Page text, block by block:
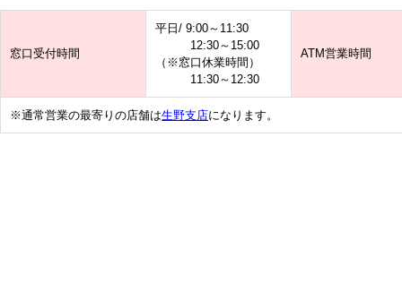
窓口受付時間
平日/ 9:00～11:30
12:30～15:00
（※窓口休業時間）
11:30～12:30
ATM営業時間
※通常営業の最寄りの店舗は生野支店になります。